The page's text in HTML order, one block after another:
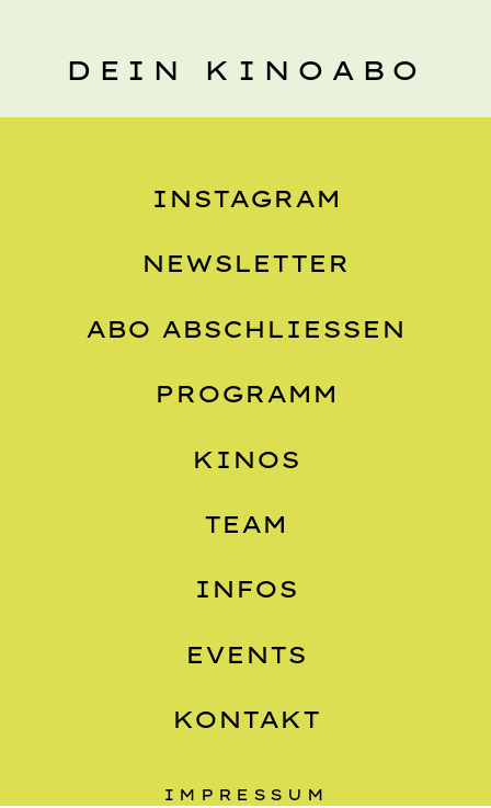
DEIN KINOABO
INSTAGRAM
NEWSLETTER
ABO ABSCHLIESSEN
PROGRAMM
KINOS
TEAM
INFOS
EVENTS
KONTAKT
IMPRESSUM